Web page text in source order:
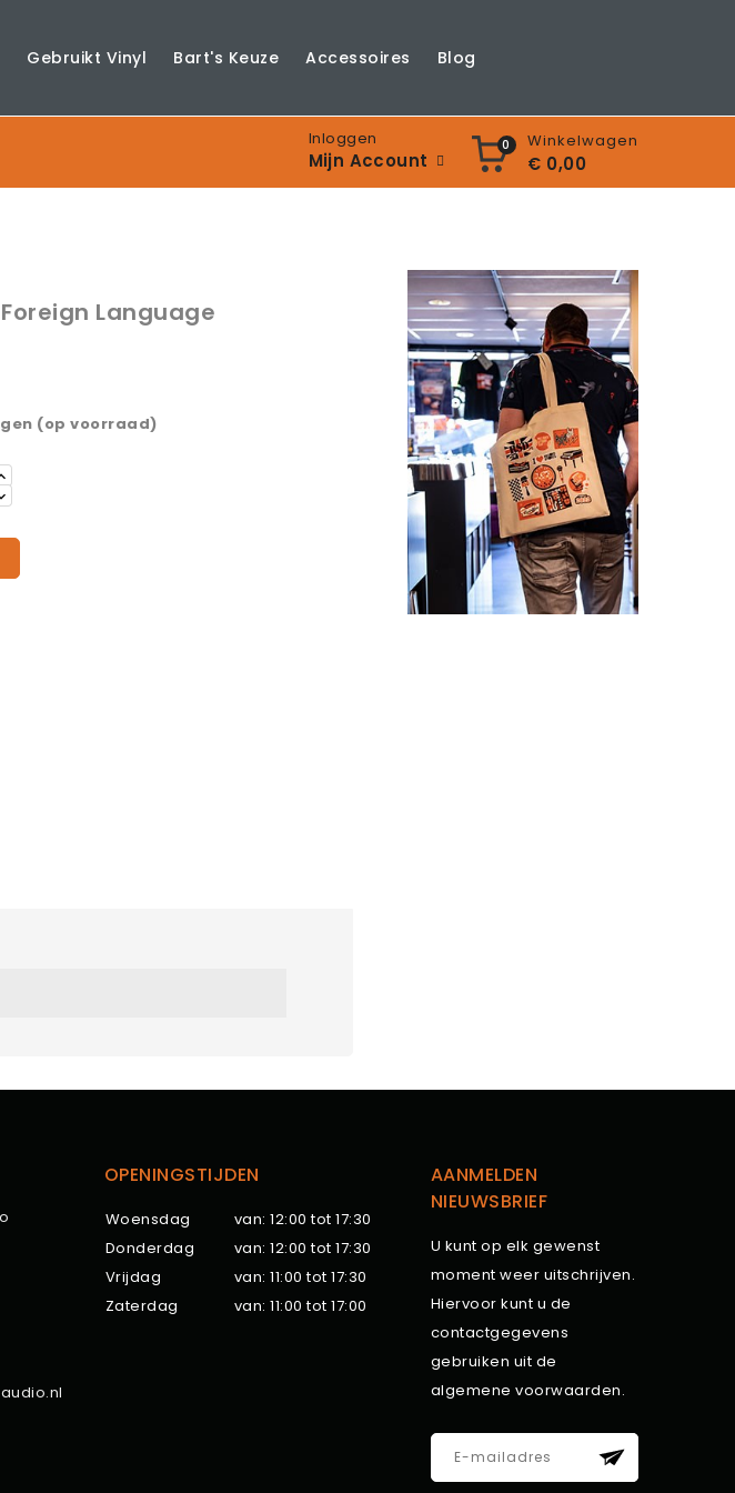
Gebruikt Vinyl Bart's Keuze Accessoires Blog
0 Winkelwagen
€ 0,00
Inloggen
Mijn Account
Language
(op voorraad)
OPENINGSTIJDEN
Woensdag
van: 12:00 tot 17:30
Donderdag
van: 12:00 tot 17:30
Vrijdag
van: 11:00 tot 17:30
Zaterdag
van: 11:00 tot 17:00
AANMELDEN
NIEUWSBRIEF
U kunt op elk gewenst
moment weer uitschrijven.
Hiervoor kunt u de
contactgegevens
gebruiken uit de
algemene voorwaarden.